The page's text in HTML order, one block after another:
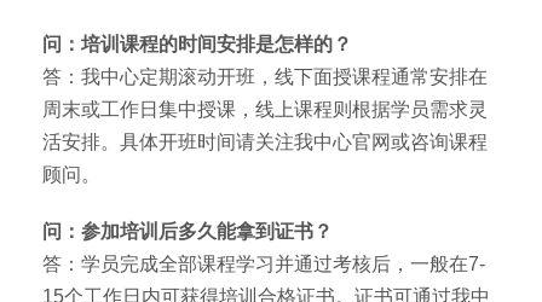
问：培训课程的时间安排是怎样的？
答：我中心定期滚动开班，线下面授课程通常安排在
周末或工作日集中授课，线上课程则根据学员需求灵
活安排。具体开班时间请关注我中心官网或咨询课程
顾问。
问：参加培训后多久能拿到证书？
答：学员完成全部课程学习并通过考核后，一般在7-
15个工作日内可获得培训合格证书。证书可通过我中